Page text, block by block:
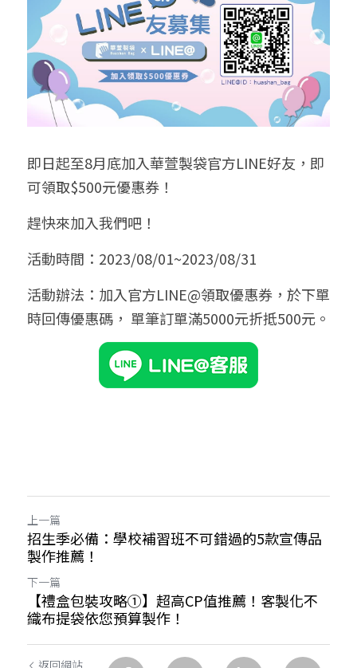
➢潛水布袋
➢杯袋/餐具袋
➢野餐墊
➢尼龍&牛津布袋
➢毛氈布袋
➢杜邦紙袋
➢水洗牛皮紙袋
➢咖啡渣/軟木袋
➢網布袋
➢台灣茄芷袋
➢好神Q版神明公仔
➢印刷介紹
➢配件介紹
➢刀模下載
➢常見Q&A
繁體中文
LINE@客服
即日起至8月底加入華萱製袋官方LINE好友，即
可領取$500元優惠券！
趕快來加入我們吧！
活動時間：2023/08/01~2023/08/31
活動辦法：加入官方LINE@領取優惠券，於下單
時回傳優惠碼， 單筆訂單滿5000元折抵500元。
上一篇
招生季必備：學校補習班不可錯過的5款宣傳品
製作推薦！
下一篇
【禮盒包裝攻略①】超高CP值推薦！客製化不
織布提袋依您預算製作！